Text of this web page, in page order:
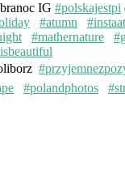
IG #polskajestpi
#atumn
#mathernature
#polandphotos